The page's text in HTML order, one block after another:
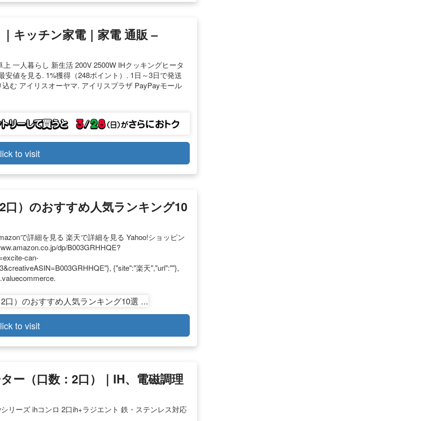
キッチン家電｜家電 通販 –
一人暮らし 新生活 200V 2500W IHクッキングヒータ
値を見る. 1%獲得（248ポイント）. 1日～3日で発送
む アイリスオーヤマ. アイリスプラザ PayPayモール
to visit
）のおすすめ人気ランキング10
で詳細を見る 楽天で詳細を見る Yahoo!ショッピン
dp/B003GRHHQE?
can-
{"site":"楽天","url":""},
to visit
ー（口数：2口）｜IH、電磁調理
リーズ ihコンロ 2口ih+ラジエント 鉄・ステンレス対応